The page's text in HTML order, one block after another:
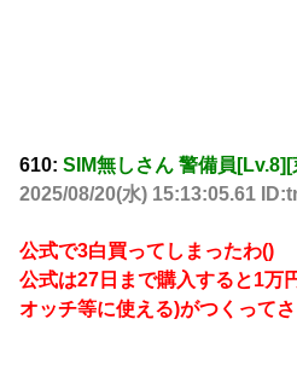
610: SIM無しさん 警備員[Lv.8][
2025/08/20(水) 15:13:05.61
公式で3白買ってしまったわ()
公式は27日まで購入すると1万
オッチ等に使える)がつくってさ